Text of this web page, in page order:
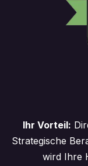
Ihr Vorteil:
Strategische
wird Ihre